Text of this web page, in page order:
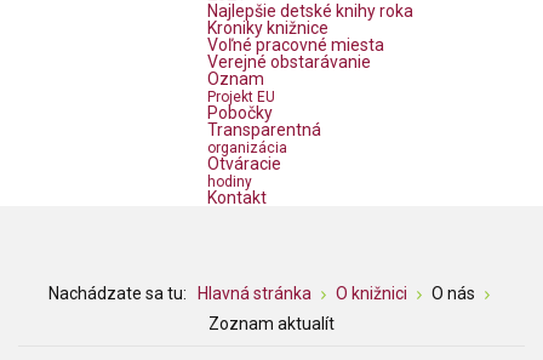
Najlepšie detské knihy roka
Kroniky knižnice
Voľné pracovné miesta
Verejné obstarávanie
Oznam
Projekt EU
Pobočky
Transparentná
organizácia
Otváracie
hodiny
Kontakt
Nachádzate sa tu: Hlavná stránka O knižnici
O nás
Zoznam aktualít